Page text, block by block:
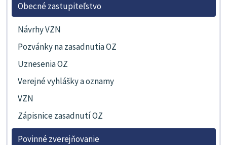
Obecné zastupiteľstvo
Návrhy VZN
Pozvánky na zasadnutia OZ
Uznesenia OZ
Verejné vyhlášky a oznamy
VZN
Zápisnice zasadnutí OZ
Povinné zverejňovanie